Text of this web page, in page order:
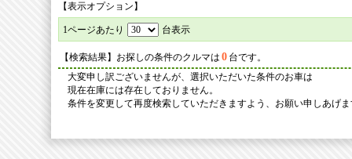
【表示オプション】
1ページあたり 台表示
【検索結果】お探しの条件のクルマは 0 台です。
大変申し訳ございませんが、選択いただいた条件のお車は
現在在庫には存在しておりません。
条件を変更して再度検索していただきますよう、お願い申しあげ